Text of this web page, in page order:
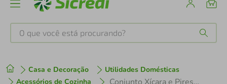
O que você está procurando?
Casa e Decoração
Utilidades Domésticas
Acessórios de Cozinha
1º tenis